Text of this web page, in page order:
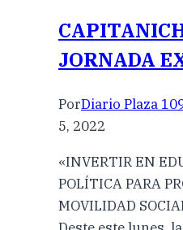
JORNADA
PorDiario Plaza
5, 2022
«INVERTIR EN
POLÍTICA PARA
MOVILIDAD